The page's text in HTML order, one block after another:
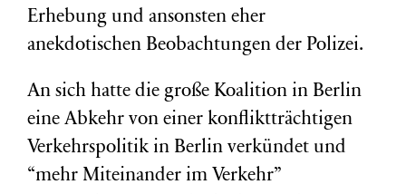
Erhebung und ansonsten eher
anekdotischen Beobachtungen der Polizei.
An sich hatte die große Koalition in Berlin
eine Abkehr von einer konfliktträchtigen
Verkehrspolitik in Berlin verkündet und
“mehr Miteinander im Verkehr”